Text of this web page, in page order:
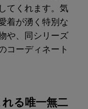
てくれます。気
着が湧く特別な
や、同シリーズ
コーディネート
る唯一無二